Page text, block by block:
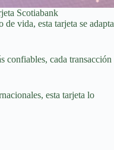
Scotiabank
vida, esta tarjeta se adapta
confiables, cada transacción
esta tarjeta lo